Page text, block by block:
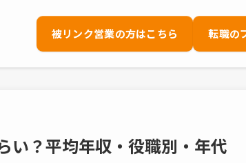
被リンク営業の方はこちら 転職の
い？平均年収・役職別・年代